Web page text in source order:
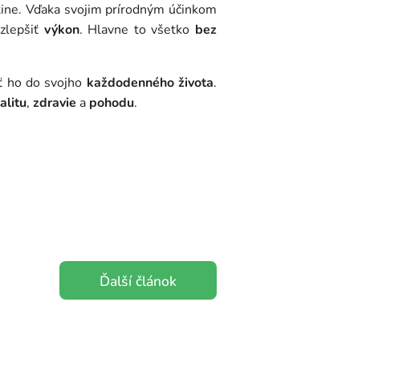
Vďaka svojim prírodným účinkom
výkon. Hlavne to všetko bez
ho do svojho každodenného života.
, zdravie a pohodu.
Ďalší článok